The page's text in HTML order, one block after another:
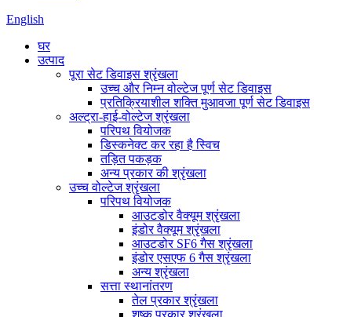
English
घर
उत्पाद
पूरा सेट डिवाइस श्रृंखला
उच्च और निम्न वोल्टेज पूर्ण सेट डिवाइस
प्रतिक्रियाशील शक्ति मुआवजा पूर्ण सेट डिवाइस
अल्ट्रा-हाई-वोल्टेज श्रृंखला
परिपथ वियोजक
डिस्कनेक्ट कर रहा है स्विच
तड़ित पकड़क
अन्य प्रकार की श्रृंखला
उच्च वोल्टेज श्रृंखला
परिपथ वियोजक
आउटडोर वैक्यूम श्रृंखला
इंडोर वैक्यूम श्रृंखला
आउटडोर SF6 गैस श्रृंखला
इंडोर एसएफ 6 गैस श्रृंखला
अन्य श्रृंखला
सत्ता स्थानांतरण
तेल प्रकार श्रृंखला
शुष्क प्रकार श्रृंखला